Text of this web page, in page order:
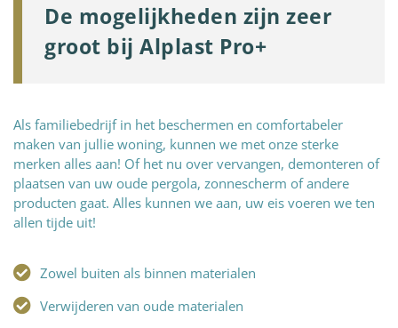
De mogelijkheden zijn zeer
groot bij Alplast Pro+
Als familiebedrijf in het beschermen en comfortabeler
maken van jullie woning, kunnen we met onze sterke
merken alles aan! Of het nu over vervangen, demonteren of
plaatsen van uw oude pergola, zonnescherm of andere
producten gaat. Alles kunnen we aan, uw eis voeren we ten
allen tijde uit!
Zowel buiten als binnen materialen
Verwijderen van oude materialen